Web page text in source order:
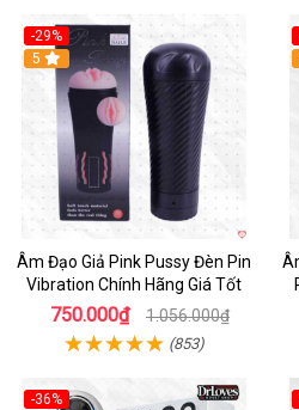
-29%
5
Âm Đạo Giả Pink Pussy Đèn Pin
Vibration Chính Hãng Giá Tốt
750.000₫ 1.056.000₫
(853)
-36%